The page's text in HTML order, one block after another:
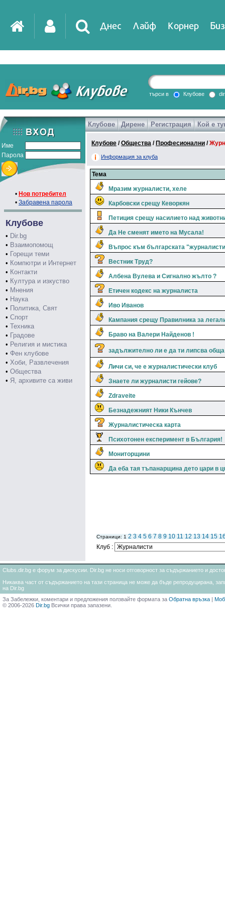
Днес Лайф Корнер
DirTV Impressio
Games
търси в Клубове
Име
Парола
• Нов потребител
• Забравена парола
Клубове
• Dir.bg
• Взаимопомощ
• Горещи теми
• Компютри и Интернет
• Контакти
• Култура и изкуство
• Мнения
• Наука
• Политика, Свят
• Спорт
• Техника
• Градове
• Религия и мистика
• Фен клубове
• Хоби, Развлечения
• Общества
• Я, архивите са живи
Клубове Дирене Регистрация Кой е
Клубове /Общества / Професионални /
Информация за клуба
Тема
Мразим журналисти, хеле
Карбовски срещу Кеворкян
Петиция срещу насилието над
Да Не сменят името на Мусала!
Въпрос към българската
Вестник Труд?
Албена Вулева и Сигнално жълто ?
Етичен кодекс на журналиста
Иво Иванов
Кампания срещу Правилника за
Браво на Валери Найденов !
задължително ли е да ти липсва обща
Личи си, че е журналистически клуб
Знаете ли журналисти гейове?
Zdraveite
Безнадежният Ники Кънчев
Журналистическа карта
Психотонен експеримент в България!
Мониторщини
Да еба тая тъпанарщина дето цари в
Страници: 1 2 3 4 5 6 7 8 9 10 11 12 13 14 15
Клуб :
Clubs.dir.bg е форум за дискусии. Dir.bg не носи отговорност за съдържанието и
Никаква част от съдържанието на тази страница не може да бъде репродуцирана,
на Dir.bg
За Забележки, коментари и предложения ползвайте формата за Обратна връзка |
© 2006-2026 Dir.bg Всички права запазени.